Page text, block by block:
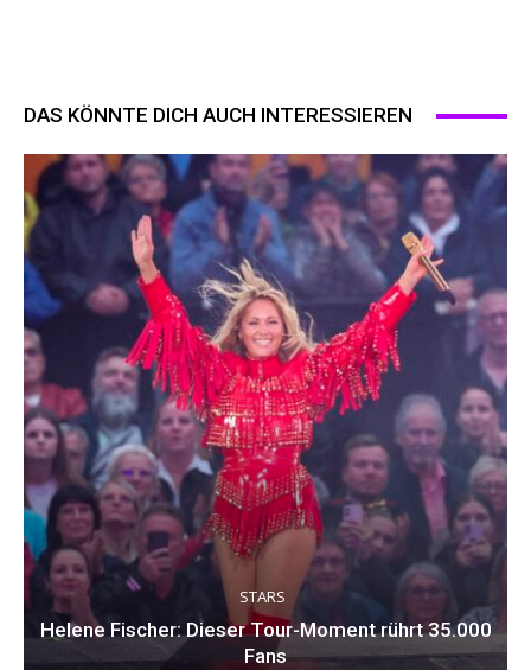
DAS KÖNNTE DICH AUCH INTERESSIEREN
STARS
Helene Fischer: Dieser Tour-Moment rührt 35.000
Fans